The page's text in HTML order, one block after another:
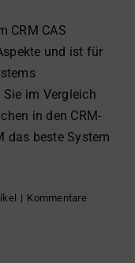
CRM CAS
und ist für
im Vergleich
in den CRM-
das beste System
| Kommentare